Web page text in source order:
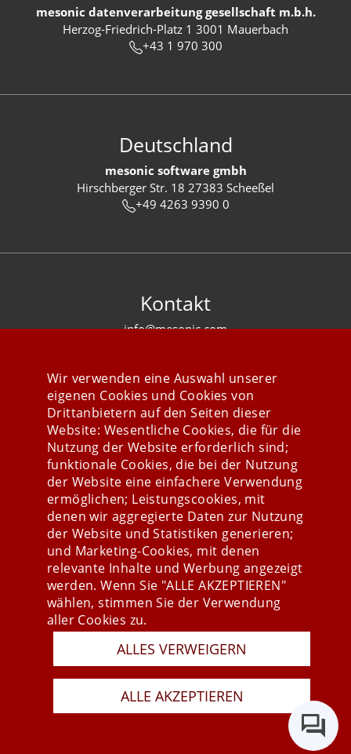
mesonic datenverarbeitung gesellschaft m.b.h.
Herzog-Friedrich-Platz 1 3001 Mauerbach
+43 1 970 300
Deutschland
mesonic software gmbh
Hirschberger Str. 18 27383 Scheeßel
+49 4263 9390 0
Kontakt
info@mesonic.com
Stay connected
Presse
Newsletter
AGB
Datenschutz
Impressum
Wir verwenden eine Auswahl unserer
eigenen Cookies und Cookies von
Drittanbietern auf den Seiten dieser
Website: Wesentliche Cookies, die für die
Nutzung der Website erforderlich sind;
funktionale Cookies, die bei der Nutzung
der Website eine einfachere Verwendung
ermöglichen; Leistungscookies, mit
denen wir aggregierte Daten zur Nutzung
der Website und Statistiken generieren;
und Marketing-Cookies, mit denen
relevante Inhalte und Werbung angezeigt
werden. Wenn Sie "ALLE AKZEPTIEREN"
wählen, stimmen Sie der Verwendung
aller Cookies zu.
ALLES VERWEIGERN
ALLE AKZEPTIEREN